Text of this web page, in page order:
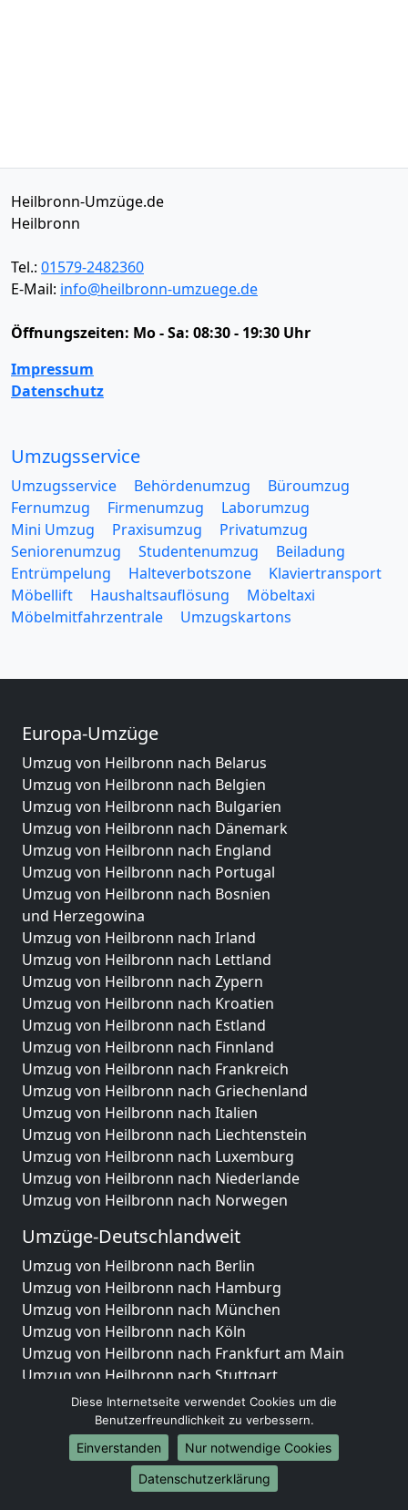
Heilbronn-Umzüge.de
Heilbronn
Tel.: 01579-2482360
E-Mail: info@heilbronn-umzuege.de
Öffnungszeiten: Mo - Sa: 08:30 - 19:30 Uhr
Impressum
Datenschutz
Umzugsservice
Umzugsservice Behördenumzug
Büroumzug
Fernumzug
Firmenumzug
Laborumzug
Mini Umzug
Praxisumzug
Privatumzug
Seniorenumzug
Studentenumzug
Beiladung
Entrümpelung
Halteverbotszone
Klaviertransport
Möbellift
Haushaltsauflösung
Möbeltaxi
Möbelmitfahrzentrale
Umzugskartons
Europa-Umzüge
Umzug von Heilbronn nach Belarus
Umzug von Heilbronn nach Belgien
Umzug von Heilbronn nach Bulgarien
Umzug von Heilbronn nach Dänemark
Umzug von Heilbronn nach England
Umzug von Heilbronn nach Portugal
Umzug von Heilbronn nach Bosnien
und Herzegowina
Umzug von Heilbronn nach Irland
Umzug von Heilbronn nach Lettland
Umzug von Heilbronn nach Zypern
Umzug von Heilbronn nach Kroatien
Umzug von Heilbronn nach Estland
Umzug von Heilbronn nach Finnland
Umzug von Heilbronn nach Frankreich
Umzug von Heilbronn nach Griechenland
Umzug von Heilbronn nach Italien
Umzug von Heilbronn nach Liechtenstein
Umzug von Heilbronn nach Luxemburg
Umzug von Heilbronn nach Niederlande
Umzug von Heilbronn nach Norwegen
Umzüge-Deutschlandweit
Umzug von Heilbronn nach Berlin
Umzug von Heilbronn nach Hamburg
Umzug von Heilbronn nach München
Umzug von Heilbronn nach Köln
Umzug von Heilbronn nach Frankfurt am Main
Umzug von Heilbronn nach Stuttgart
Umzug von Heilbronn nach Düsseldorf
Umzug von Heilbronn nach Leipzig
Umzug von Heilbronn nach Dortmund
Umzug von Heilbronn nach Essen
Umzug von Heilbronn nach Bremen
Diese Internetseite verwendet Cookies um die
Benutzerfreundlichkeit zu verbessern.
Einverstanden
Nur notwendige Cookies
Datenschutzerklärung